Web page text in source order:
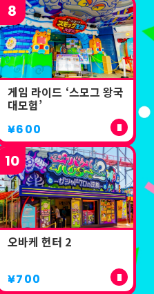
게임 라이드 ‘스모그 왕국
대모험’
¥600
8
오바케 헌터 2
¥700
10